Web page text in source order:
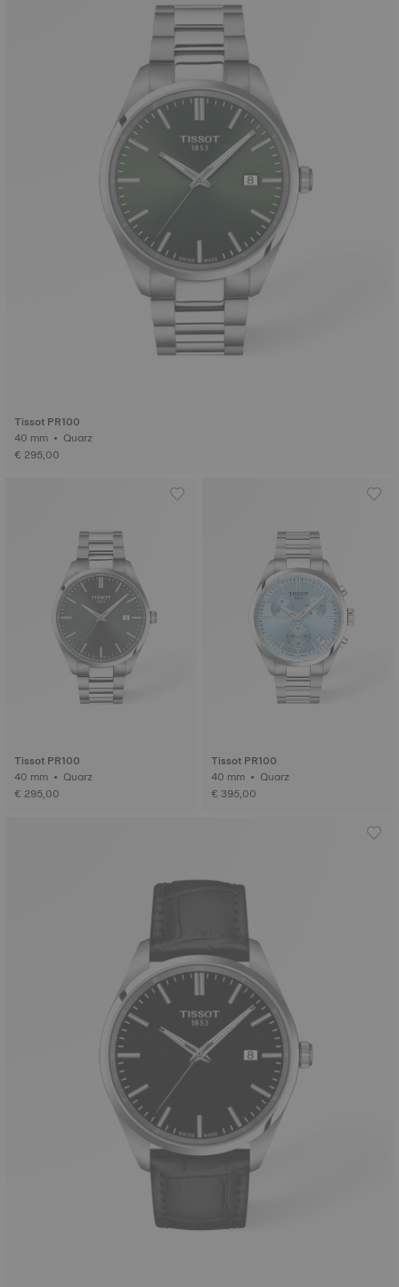
Tissot PR100
40 mm • Quarz
€ 295,00
Tissot PR100
40 mm • Quarz
€ 295,00
Tissot PR100
40 mm • Quarz
€ 395,00